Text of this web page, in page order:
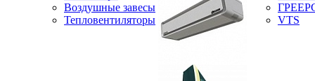
Воздушные завесы
Тепловентиляторы
VTS